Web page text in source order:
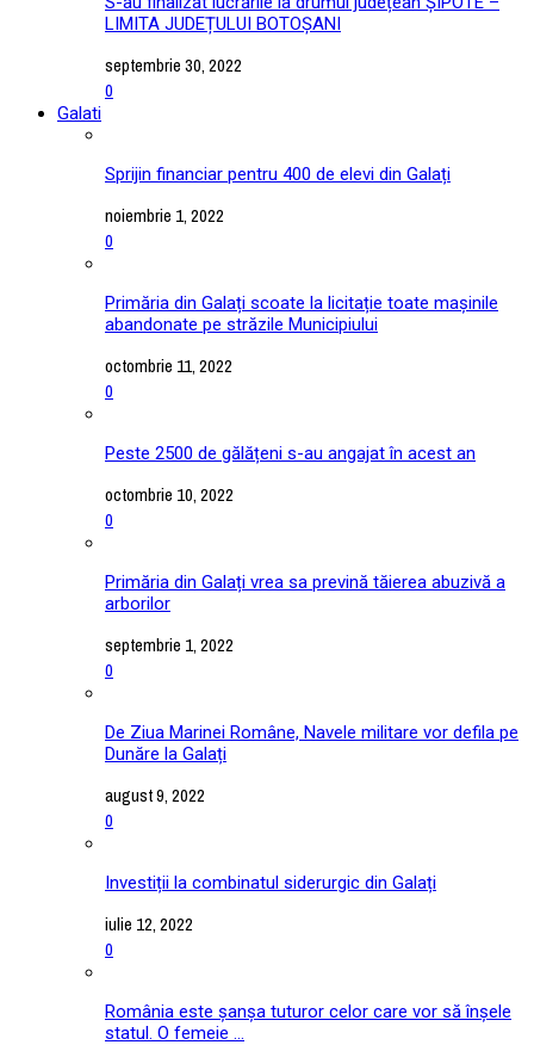
LIMITA JUDEȚULUI BOTOȘANI
septembrie 30, 2022
0
Galati
Sprijin financiar pentru 400 de elevi din Galați
noiembrie 1, 2022
0
Primăria din Galați scoate la licitație toate mașinile
abandonate pe străzile Municipiului
octombrie 11, 2022
0
Peste 2500 de gălățeni s-au angajat în acest an
octombrie 10, 2022
0
Primăria din Galați vrea sa prevină tăierea abuzivă a
arborilor
septembrie 1, 2022
0
De Ziua Marinei Române, Navele militare vor defila pe
Dunăre la Galați
august 9, 2022
0
Investiții la combinatul siderurgic din Galați
iulie 12, 2022
0
România este șanșa tuturor celor care vor să înșele
statul. O femeie ...